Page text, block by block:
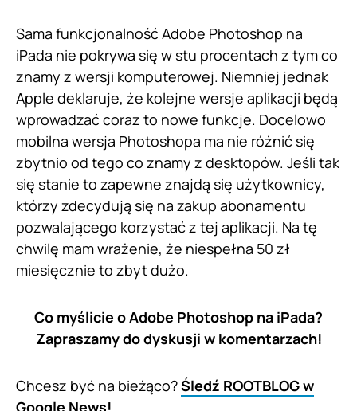
Sama funkcjonalność Adobe Photoshop na
iPada nie pokrywa się w stu procentach z tym co
znamy z wersji komputerowej. Niemniej jednak
Apple deklaruje, że kolejne wersje aplikacji będą
wprowadzać coraz to nowe funkcje. Docelowo
mobilna wersja Photoshopa ma nie różnić się
zbytnio od tego co znamy z desktopów. Jeśli tak
się stanie to zapewne znajdą się użytkownicy,
którzy zdecydują się na zakup abonamentu
pozwalającego korzystać z tej aplikacji. Na tę
chwilę mam wrażenie, że niespełna 50 zł
miesięcznie to zbyt dużo.
Co myślicie o Adobe Photoshop na iPada?
Zapraszamy do dyskusji w komentarzach!
Chcesz być na bieżąco?Śledź ROOTBLOG w